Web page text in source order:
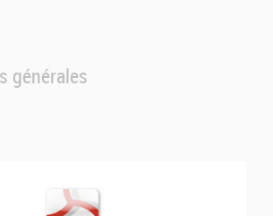
générales